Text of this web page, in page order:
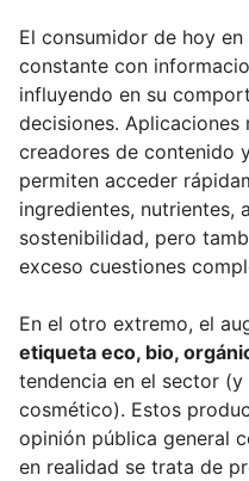
El consumidor de hoy
constante con
influyendo en su
decisiones. Aplicaciones
creadores de contenido
permiten acceder
ingredientes, nutrientes,
sostenibilidad, pero
exceso cuestiones
En el otro extremo, el
etiqueta eco, bio,
tendencia en el sector
cosmético). Estos
opinión pública general
en realidad se trata de